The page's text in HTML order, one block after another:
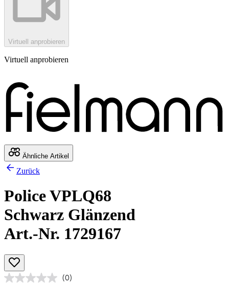
Virtuell anprobieren
Virtuell anprobieren
Ähnliche Artikel
Zurück
Police VPLQ68
Schwarz Glänzend
Art.-Nr. 1729167
(0)